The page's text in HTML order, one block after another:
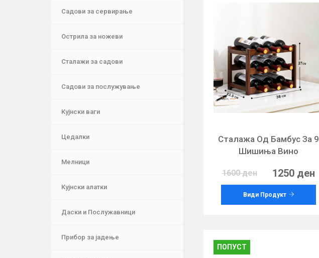
Садови за сервирање
Острила за ножеви
Сталажи за садови
Садови за послужување
Кујнски ваги
Цедалки
Мелници
Кујнски алатки
Даски и Послужавници
Прибор за јадење
Сталажа Од Бамбус За 9
Шишиња Вино
1600 ден 1250 ден
Види Продукт
ПОПУСТ